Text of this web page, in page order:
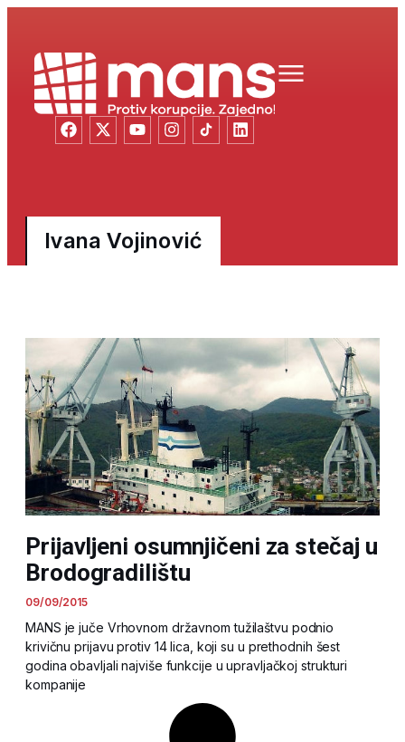
Ivana Vojinović
Prijavljeni osumnjičeni za stečaj u
Brodogradilištu
09/09/2015
MANS je juče Vrhovnom državnom tužilaštvu podnio
krivičnu prijavu protiv 14 lica, koji su u prethodnih šest
godina obavljali najviše funkcije u upravljačkoj strukturi
kompanije